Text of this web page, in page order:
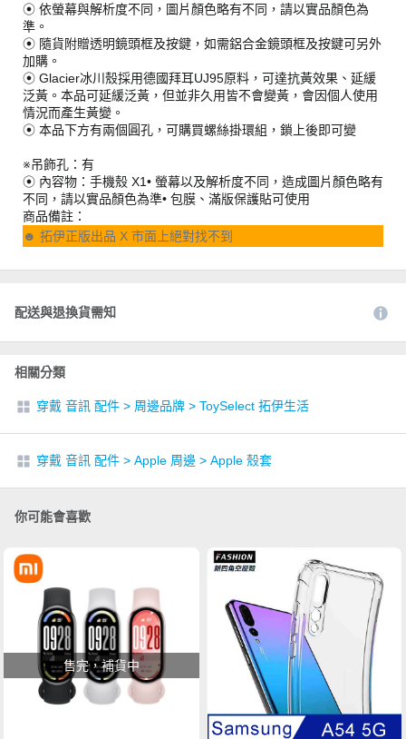
⦿ 依螢幕與解析度不同，圖片顏色略有不同，請以實品顏色為
準。
⦿ 隨貨附贈透明鏡頭框及按鍵，如需鋁合金鏡頭框及按鍵可另外
加購。
⦿ Glacier冰川殼採用德國拜耳UJ95原料，可達抗黃效果、延緩
泛黃。本品可延緩泛黃，但並非久用皆不會變黃，會因個人使用
情況而產生黃變。
⦿ 本品下方有兩個圓孔，可購買螺絲掛環組，鎖上後即可變
※吊飾孔：有
⦿ 內容物：手機殼 X1• 螢幕以及解析度不同，造成圖片顏色略有
不同，請以實品顏色為準• 包膜、滿版保護貼可使用
商品備註：
☻ 拓伊正版出品 X 市面上絕對找不到
配送與退換貨需知
相關分類
穿戴 音訊 配件 > 周邊品牌 > ToySelect 拓伊生活
穿戴 音訊 配件 > Apple 周邊 > Apple 殼套
你可能會喜歡
售完，補貨中